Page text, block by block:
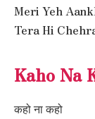
Meri Yeh
Tera Hi
Kaho Na
कहो ना कहो